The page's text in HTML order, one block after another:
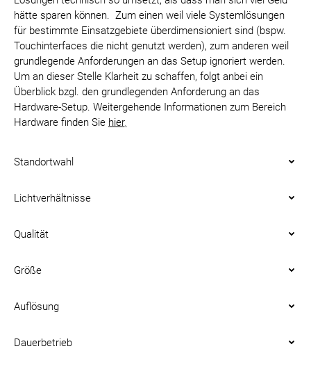
hätte sparen können. Zum einen weil viele Systemlösungen
für bestimmte Einsatzgebiete überdimensioniert sind (bspw.
Touchinterfaces die nicht genutzt werden), zum anderen weil
grundlegende Anforderungen an das Setup ignoriert werden.
Um an dieser Stelle Klarheit zu schaffen, folgt anbei ein
Überblick bzgl. den grundlegenden Anforderung an das
Hardware-Setup. Weitergehende Informationen zum Bereich
Hardware finden Sie hier.
Standortwahl
Lichtverhältnisse
Qualität
Größe
Auflösung
Dauerbetrieb